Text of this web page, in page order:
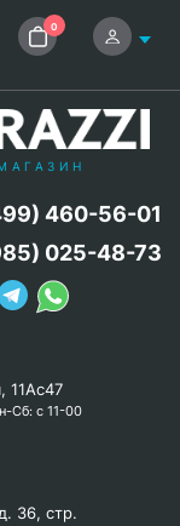
0
11Ас47
Сб: с 11-00
36, стр.
460-56-01
025-48-73